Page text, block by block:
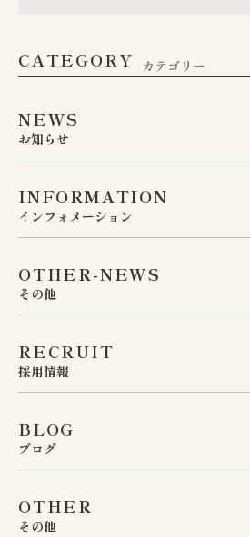
CATEGORY カテゴリー
NEWS
お知らせ
INFORMATION
インフォメーション
OTHER-NEWS
その他
RECRUIT
採用情報
BLOG
ブログ
OTHER
その他